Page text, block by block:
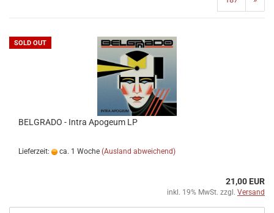
SOLD OUT
BELGRADO - Intra Apogeum LP
Lieferzeit: ca. 1 Woche (Ausland abweichend)
21,00 EUR
inkl. 19% MwSt. zzgl. Versand